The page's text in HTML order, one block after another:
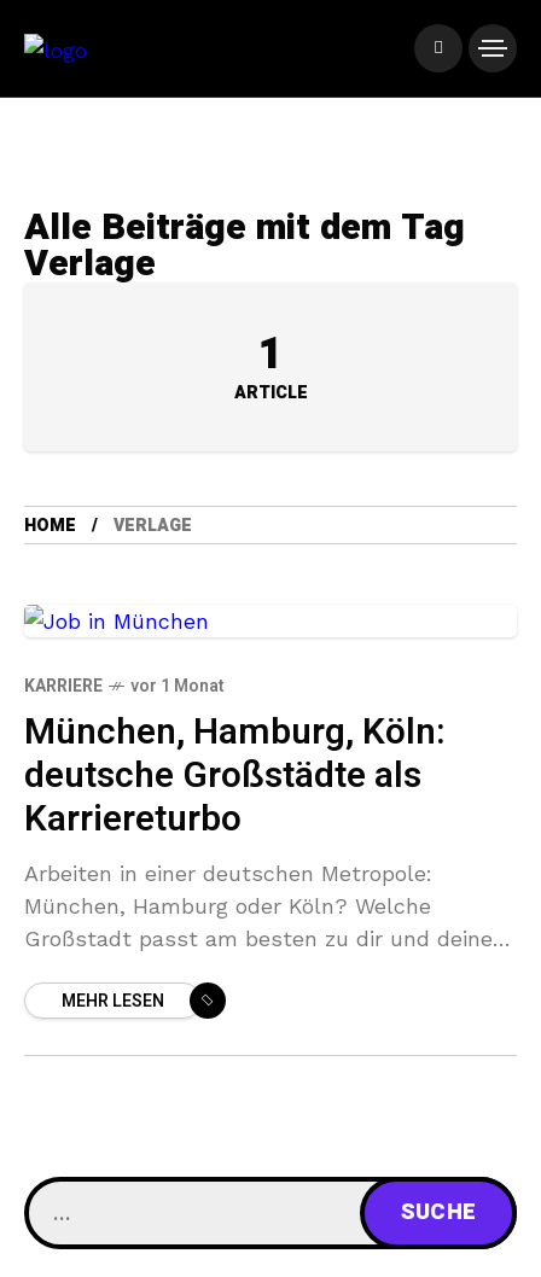
Alle Beiträge mit dem Tag
Verlage
1
ARTICLE
HOME VERLAGE
KARRIERE vor 1 Monat
München, Hamburg, Köln:
deutsche Großstädte als
Karriereturbo
Arbeiten in einer deutschen Metropole:
München, Hamburg oder Köln? Welche
Großstadt passt am besten zu dir und deiner
MEHR LESEN